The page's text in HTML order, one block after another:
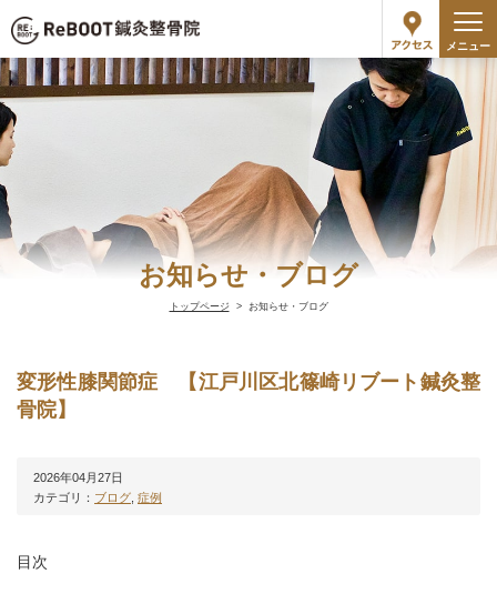
お知らせ・ブログ
トップページ お知らせ・ブログ
変形性膝関節症 【江戸川区北篠崎リブート鍼灸整
骨院】
2026年04月27日
カテゴリ： ブログ 症例
目次
メニュー